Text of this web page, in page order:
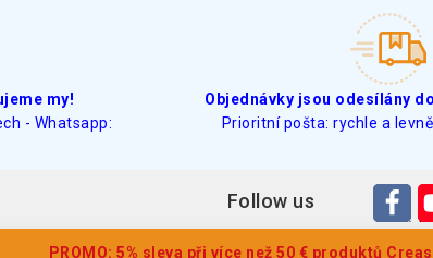
my!
- Whatsapp:
Objednávky jsou odesílány
Prioritní pošta: rychle a
Follow us
PROMO: 5% sleva při více než 50 € produktů